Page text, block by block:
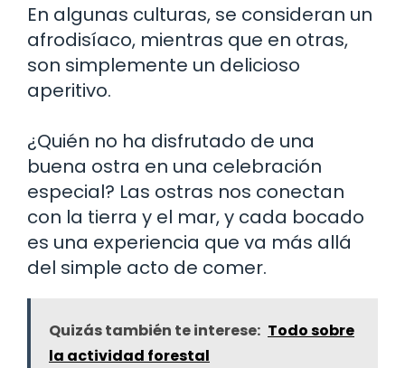
En algunas culturas, se consideran un
afrodisíaco, mientras que en otras,
son simplemente un delicioso
aperitivo.
¿Quién no ha disfrutado de una
buena ostra en una celebración
especial? Las ostras nos conectan
con la tierra y el mar, y cada bocado
es una experiencia que va más allá
del simple acto de comer.
Quizás también te interese: Todo sobre
la actividad forestal